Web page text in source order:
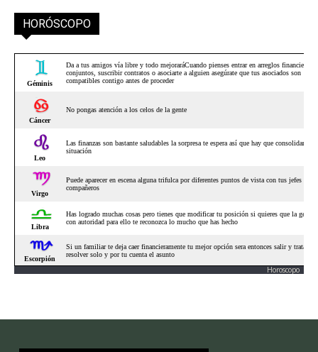
HORÓSCOPO
Horoscopo